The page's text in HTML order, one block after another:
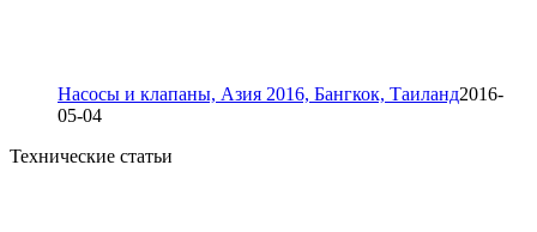
Насосы и клапаны, Азия 2016, Бангкок, Таиланд2016-
05-04
Технические статьи